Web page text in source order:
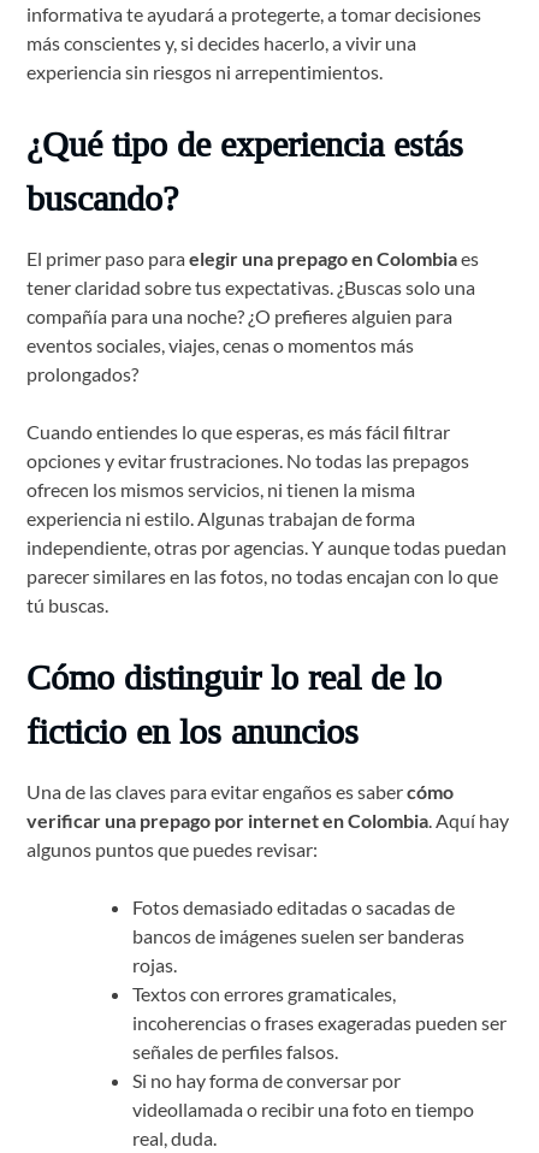
informativa te ayudará a protegerte, a tomar decisiones
más conscientes y, si decides hacerlo, a vivir una
experiencia sin riesgos ni arrepentimientos.
¿Qué tipo de experiencia estás
buscando?
El primer paso paraelegir una prepago en Colombiaes
tener claridad sobre tus expectativas. ¿Buscas solo una
compañía para una noche? ¿O prefieres alguien para
eventos sociales, viajes, cenas o momentos más
prolongados?
Cuando entiendes lo que esperas, es más fácil filtrar
opciones y evitar frustraciones. No todas las prepagos
ofrecen los mismos servicios, ni tienen la misma
experiencia ni estilo. Algunas trabajan de forma
independiente, otras por agencias. Y aunque todas puedan
parecer similares en las fotos, no todas encajan con lo que
tú buscas.
Cómo distinguir lo real de lo
ficticio en los anuncios
Una de las claves para evitar engaños es sabercómo
verificar una prepago por internet en Colombia . Aquí hay
algunos puntos que puedes revisar:
Fotos demasiado editadas o sacadas de
bancos de imágenes suelen ser banderas
rojas.
Textos con errores gramaticales,
incoherencias o frases exageradas pueden ser
señales de perfiles falsos.
Si no hay forma de conversar por
videollamada o recibir una foto en tiempo
real, duda.